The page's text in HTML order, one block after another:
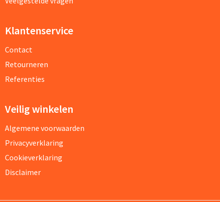
Klantenservice
Contact
Retourneren
Referenties
Veilig winkelen
Algemene voorwaarden
Privacyverklaring
Cookieverklaring
Disclaimer